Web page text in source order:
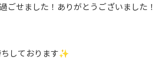
ごせました！ありがとうございました！
しております✨